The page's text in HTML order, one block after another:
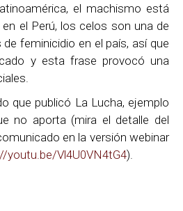
el machismo está
el Perú, los celos son una de
feminicidio en el país, así que
y esta frase provocó una
que publicó La Lucha, ejemplo
no aporta (mira el detalle del
en la versión webinar
youtu.be/Vl4U0VN4tG4).